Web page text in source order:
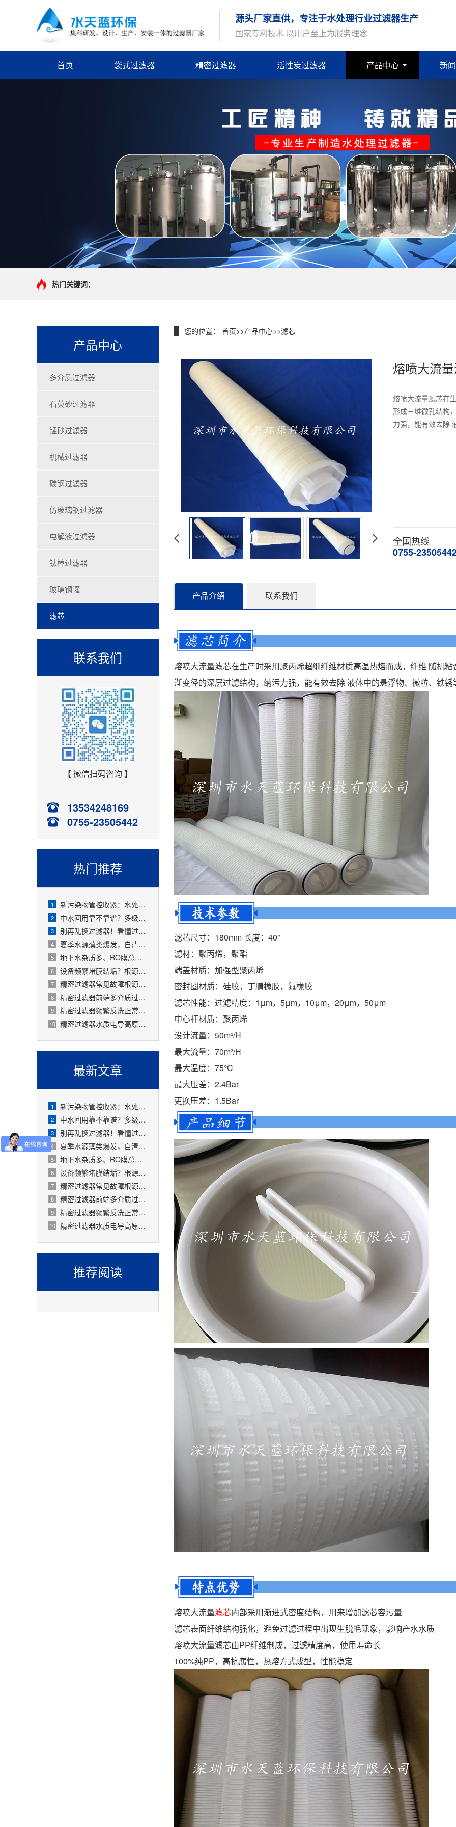
源头厂家直供，专注于水处理行业过滤器生产
国家专利技术 以用户至上为服务理念
首页 袋式过滤器 精密过滤器 活性炭过滤器 产品中心 新
热门关键词：
产品中心
多介质过滤器
石英砂过滤器
锰砂过滤器
机械过滤器
碳钢过滤器
仿玻璃钢过滤器
电解液过滤器
钛棒过滤器
玻璃钢罐
滤芯
联系我们
【 微信扫码咨询 】
13534248169
0755-23505442
热门推荐
1 新污染物管控收紧：水处理精密过滤器可截留微塑料、微量有害物质
2 中水回用靠不靠谱？多级过滤器层层过滤，出水达标可循环
3 别再乱换过滤器！看懂过滤精度，水处理过滤器少花冤枉钱
4 夏季水源藻类爆发，自清洗过滤器搞定原水预处理难题
5 地下水杂质多、RO膜总报废！一支滤芯过滤器就能大幅延寿
6 设备频繁堵膜结垢？根源就是前置水处理过滤器没配对
7 精密过滤器常见故障根源有哪些？
8 精密过滤器前端多介质过滤失效会怎样？
9 精密过滤器频繁反洗正常吗？
10 精密过滤器水质电导高原因是什么？
最新文章
1 新污染物管控收紧：水处理精密过滤器可截留微塑料、微量有害物质
2 中水回用靠不靠谱？多级过滤器层层过滤，出水达标可循环
3 别再乱换过滤器！看懂过滤精度，水处理过滤器少花冤枉钱
4 夏季水源藻类爆发，自清洗过滤器搞定原水预处理难题
5 地下水杂质多、RO膜总报废！一支滤芯过滤器就能大幅延寿
6 设备频繁堵膜结垢？根源就是前置水处理过滤器没配对
7 精密过滤器常见故障根源有哪些？
8 精密过滤器前端多介质过滤失效会怎样？
9 精密过滤器频繁反洗正常吗？
10 精密过滤器水质电导高原因是什么？
推荐阅读
您的位置： 首页>>产品中心>>滤芯
熔喷大流
熔喷大流量滤芯在
形成三维微孔结构
力强，能有效去除
全国热线
0755-
产品介绍 联系我们
熔喷大流量滤芯在生产时采用聚丙烯超细纤维材质高温热熔而成，纤维 随机
渐变径的深层过滤结构，纳污力强，能有效去除 液体中的悬浮物、微粒、铁
滤芯尺寸：180mm 长度：40”
滤材：聚丙烯，聚酯
端盖材质：加强型聚丙烯
密封圈材质：硅胶，丁腈橡胶，氟橡胶
滤芯性能：过滤精度：1μm，5μm，10μm，20μm，50μm
中心杆材质：聚丙烯
设计流量：50m³/H
最大流量：70m³/H
最大温度：75°C
最大压差：2.4Bar
更换压差：1.5Bar
熔喷大流量滤芯内部采用渐进式密度结构，用来增加滤芯容污量
滤芯表面纤维结构强化，避免过滤过程中出现生脱毛现象，影响产水水质
熔喷大流量滤芯由PP纤维制成，过滤精度高，使用寿命长
100%纯PP，高抗腐性，热熔方式成型，性能稳定